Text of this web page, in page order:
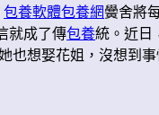
包養軟體包養網黌舍將
就成了傳包養統。近日
也想娶花姐，沒想到